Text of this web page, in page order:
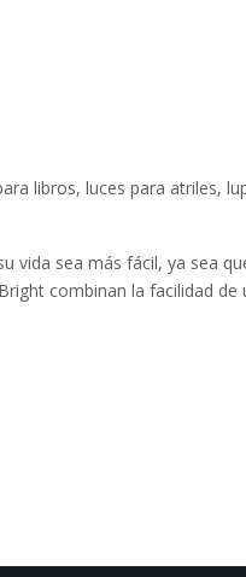
libros, luces para atriles,
vida sea más fácil, ya sea
combinan la facilidad de